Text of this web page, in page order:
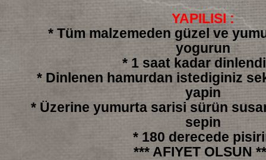
YAPILISI :
* Tüm malzemeden güzel ve
yogurun
* 1 saat kadar
* Dinlenen hamurdan istediginiz
yapin
* Üzerine yumurta sarisi sürün
sepin
* 180 derecede
*** AFIYET OLSUN